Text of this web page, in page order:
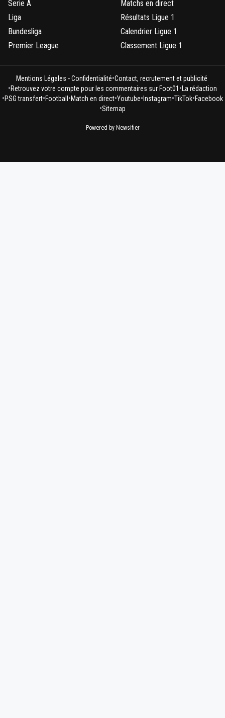
Serie A
Liga
Bundesliga
Premier League
Matchs en direct
Résultats Ligue 1
Calendrier Ligue 1
Classement Ligue 1
Mentions Légales - Confidentialité•Contact, recrutement et publicité
•Retrouvez votre compte pour les commentaires sur Foot01 • La rédaction
•PSG transfert•Football •Match en direct•Youtube• Instagram•TikTok•Facebook
•Sitemap
Powered by Newsifier